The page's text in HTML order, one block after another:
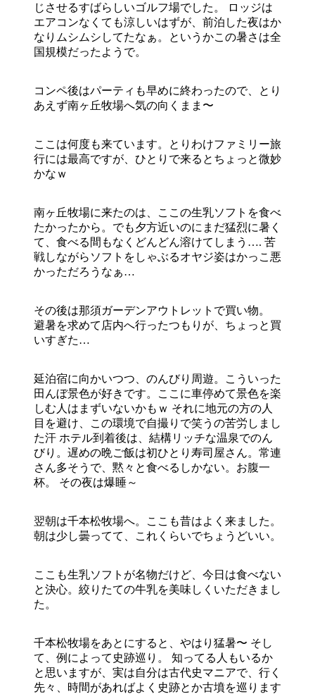
じさせるすばらしいゴルフ場でした。 ロッジは
エアコンなくても涼しいはずが、前泊した夜はか
なりムシムシしてたなぁ。というかこの暑さは全
国規模だったようで。
コンペ後はパーティも早めに終わったので、とり
あえず南ヶ丘牧場へ気の向くまま〜
ここは何度も来ています。とりわけファミリー旅
行には最高ですが、ひとりで来るとちょっと微妙
かなｗ
南ヶ丘牧場に来たのは、ここの生乳ソフトを食べ
たかったから。でも夕方近いのにまだ猛烈に暑く
て、食べる間もなくどんどん溶けてしまう…. 苦
戦しながらソフトをしゃぶるオヤジ姿はかっこ悪
かっただろうなぁ…
その後は那須ガーデンアウトレットで買い物。
避暑を求めて店内へ行ったつもりが、ちょっと買
いすぎた…
延泊宿に向かいつつ、のんびり周遊。こういった
田んぼ景色が好きです。ここに車停めて景色を楽
しむ人はまずいないかもｗ それに地元の方の人
目を避け、この環境で自撮りで笑うの苦労しまし
た汗 ホテル到着後は、結構リッチな温泉でのん
びり。遅めの晩ご飯は初ひとり寿司屋さん。常連
さん多そうで、黙々と食べるしかない。お腹一
杯。 その夜は爆睡～
翌朝は千本松牧場へ。ここも昔はよく来ました。
朝は少し曇ってて、これくらいでちょうどいい。
ここも生乳ソフトが名物だけど、今日は食べない
と決心。絞りたての牛乳を美味しくいただきまし
た。
千本松牧場をあとにすると、やはり猛暑〜 そし
て、例によって史跡巡り。 知ってる人もいるか
と思いますが、実は自分は古代史マニアで、行く
先々、時間があればよく史跡とか古墳を巡ります